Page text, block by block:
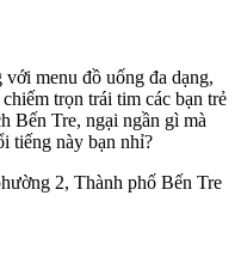
menu đồ uống đa dạng,
trọn trái tim các bạn trẻ
Bến Tre, ngại ngần gì mà
tiếng này bạn nhỉ?
2, Thành phố Bến Tre